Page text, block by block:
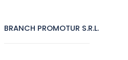
BRANCH PROMOTUR S.R.L.